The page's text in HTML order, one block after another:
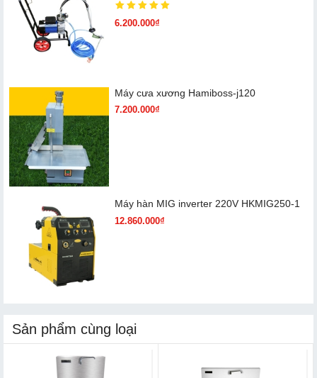
6.200.000₫
Máy cưa xương Hamiboss-j120
7.200.000₫
Máy hàn MIG inverter 220V HKMIG250-1
12.860.000₫
Sản phẩm cùng loại